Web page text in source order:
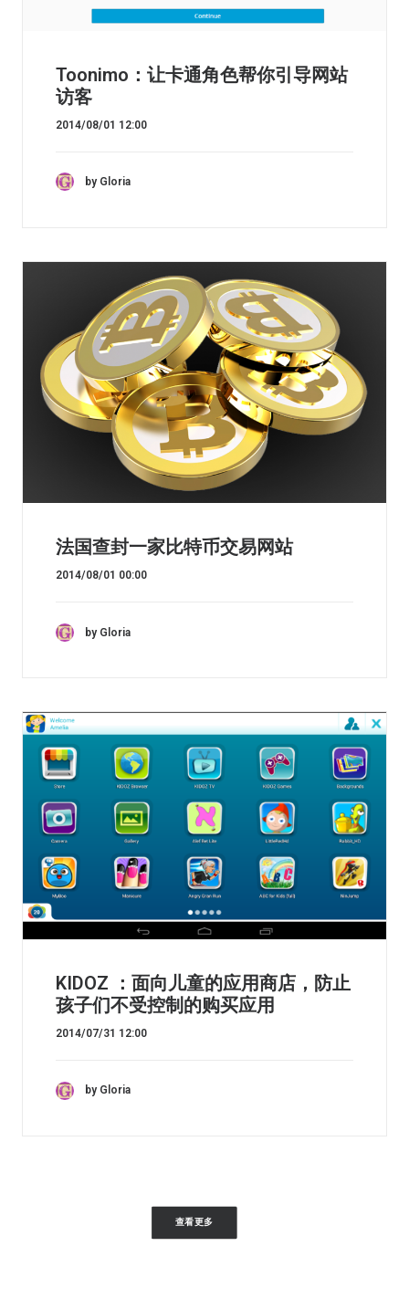
Toonimo：让卡通角色帮你引导网站
访客
2014/08/01 12:00
by Gloria
法国查封一家比特币交易网站
2014/08/01 00:00
by Gloria
KIDOZ ：面向儿童的应用商店，防止
孩子们不受控制的购买应用
2014/07/31 12:00
by Gloria
查看更多